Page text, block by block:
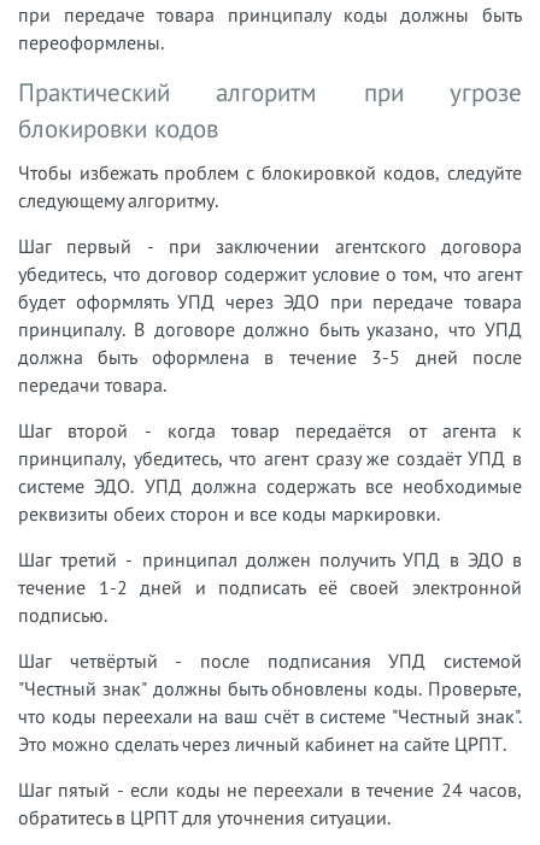
при передаче товара принципалу коды должны быть
переоформлены.
Практический алгоритм при угрозе
блокировки кодов
Чтобы избежать проблем с блокировкой кодов, следуйте
следующему алгоритму.
Шаг первый - при заключении агентского договора
убедитесь, что договор содержит условие о том, что агент
будет оформлять УПД через ЭДО при передаче товара
принципалу. В договоре должно быть указано, что УПД
должна быть оформлена в течение 3-5 дней после
передачи товара.
Шаг второй - когда товар передаётся от агента к
принципалу, убедитесь, что агент сразу же создаёт УПД в
системе ЭДО. УПД должна содержать все необходимые
реквизиты обеих сторон и все коды маркировки.
Шаг третий - принципал должен получить УПД в ЭДО в
течение 1-2 дней и подписать её своей электронной
подписью.
Шаг четвёртый - после подписания УПД системой
"Честный знак" должны быть обновлены коды. Проверьте,
что коды переехали на ваш счёт в системе "Честный знак".
Это можно сделать через личный кабинет на сайте ЦРПТ.
Шаг пятый - если коды не переехали в течение 24 часов,
обратитесь в ЦРПТ для уточнения ситуации.